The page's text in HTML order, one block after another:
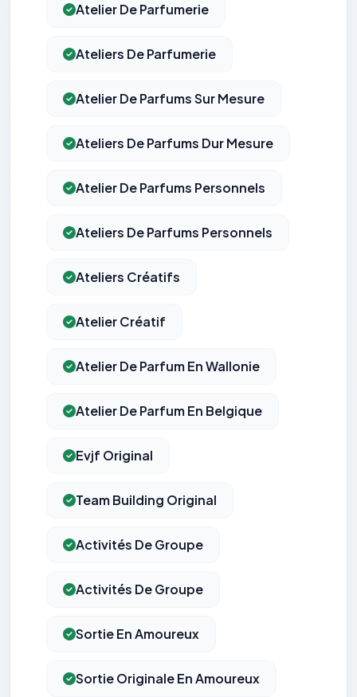
Atelier De Parfumerie
Ateliers De Parfumerie
Atelier De Parfums Sur Mesure
Ateliers De Parfums Dur Mesure
Atelier De Parfums Personnels
Ateliers De Parfums Personnels
Ateliers Créatifs
Atelier Créatif
Atelier De Parfum En Wallonie
Atelier De Parfum En Belgique
Evjf Original
Team Building Original
Activités De Groupe
Activités De Groupe
Sortie En Amoureux
Sortie Originale En Amoureux